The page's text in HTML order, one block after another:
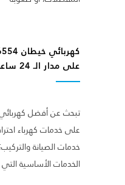
على مدار الـ 24 ساعة
تبحث عن أفضل
على خدمات كهرباء
خدمات الصيانة
الخدمات الأساسية التي